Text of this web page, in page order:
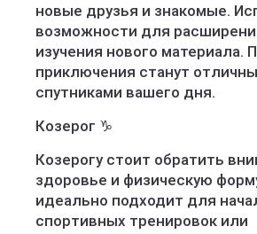
новые друзья и знакомые.
возможности для
изучения нового материала.
приключения станут
спутниками вашего дня.
Козерог ♑️
Козерогу стоит обратить
здоровье и физическую
идеально подходит для
спортивных тренировок или